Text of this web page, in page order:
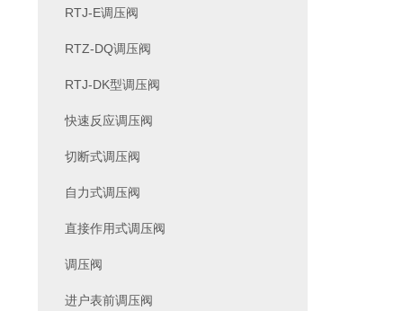
RTJ-E调压阀
RTZ-DQ调压阀
RTJ-DK型调压阀
快速反应调压阀
切断式调压阀
自力式调压阀
直接作用式调压阀
调压阀
进户表前调压阀